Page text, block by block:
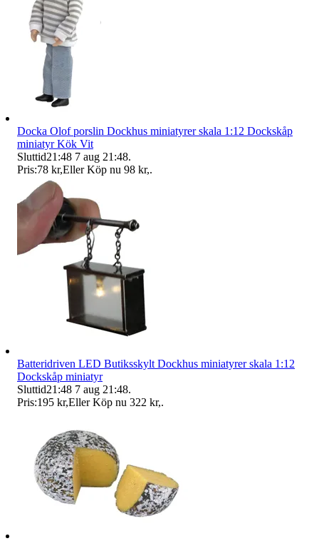
Docka Olof porslin Dockhus miniatyrer skala 1:12 Dockskåp
miniatyr Kök Vit
Sluttid21:48 7 aug 21:48.
Pris:78 kr,Eller Köp nu 98 kr,.
Batteridriven LED Butiksskylt Dockhus miniatyrer skala 1:12
Dockskåp miniatyr
Sluttid21:48 7 aug 21:48.
Pris:195 kr,Eller Köp nu 322 kr,.